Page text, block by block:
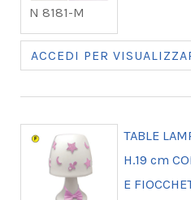
N 8181-M
ACCEDI PER
TABLE
H.19 cm
E